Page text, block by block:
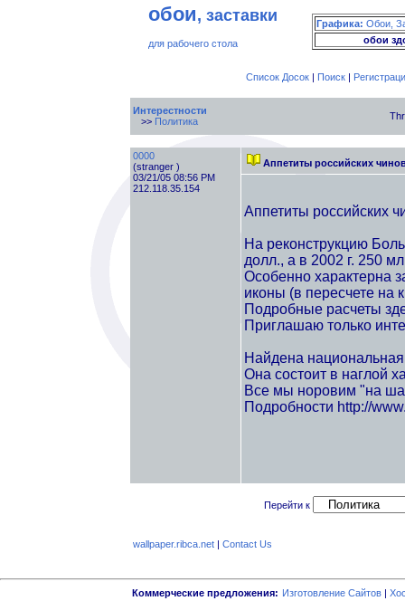
обои, заставки
для рабочего стола
Графика: Обои,
обои
Список Досок| Поиск|
Интерестности
>> Политика
0000
(stranger )
03/21/05 08:56 PM
212.118.35.154
Аппетиты российских
Аппетиты российских
На реконструкцию
долл., а в 2002 г. 250
Особенно характерна
иконы (в пересчете на
Подробные расчеты
Приглашаю только
Найдена
Она состоит в наглой
Все мы норовим "на
Подробности http://
Перейти к
wallpaper.ribca.net| Contact Us
Коммерческие предложения: Изготовление Сайтов |